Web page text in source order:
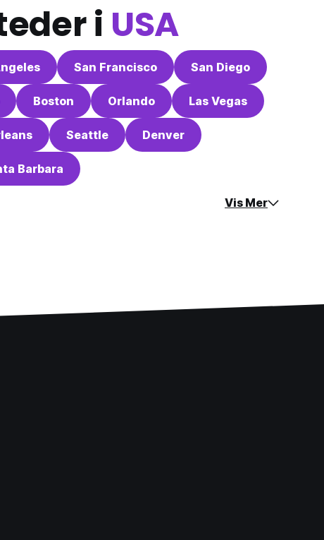
i USA
San Francisco San Diego
Boston Orlando Las Vegas
Seattle Denver
Barbara
Vis Mer